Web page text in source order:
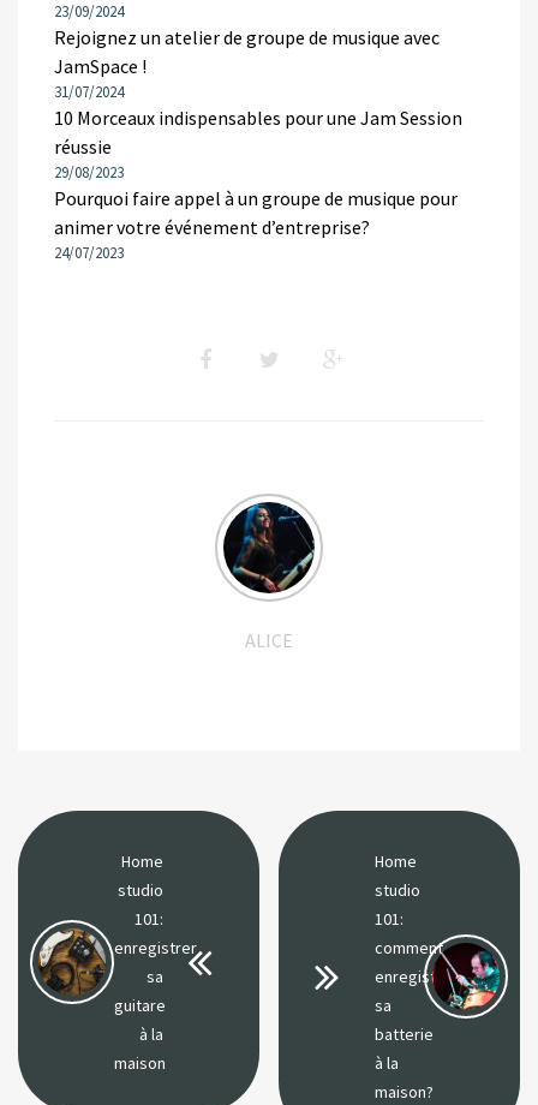
23/09/2024
Rejoignez un atelier de groupe de musique avec
JamSpace !
31/07/2024
10 Morceaux indispensables pour une Jam Session
réussie
29/08/2023
Pourquoi faire appel à un groupe de musique pour
animer votre événement d’entreprise?
24/07/2023
ALICE
Home
studio
101:
enregistrer
sa
guitare
à la
maison
Home
studio
101:
comment
enregistrer
sa
batterie
à la
maison?